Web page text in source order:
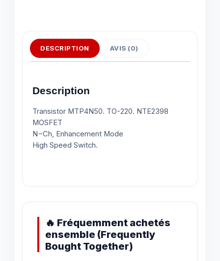
DESCRIPTION AVIS (0)
Description
Transistor MTP4N50. TO-220. NTE2398
MOSFET
N−Ch, Enhancement Mode
High Speed Switch.
🔥 Fréquemment achetés
ensemble (Frequently
Bought Together)